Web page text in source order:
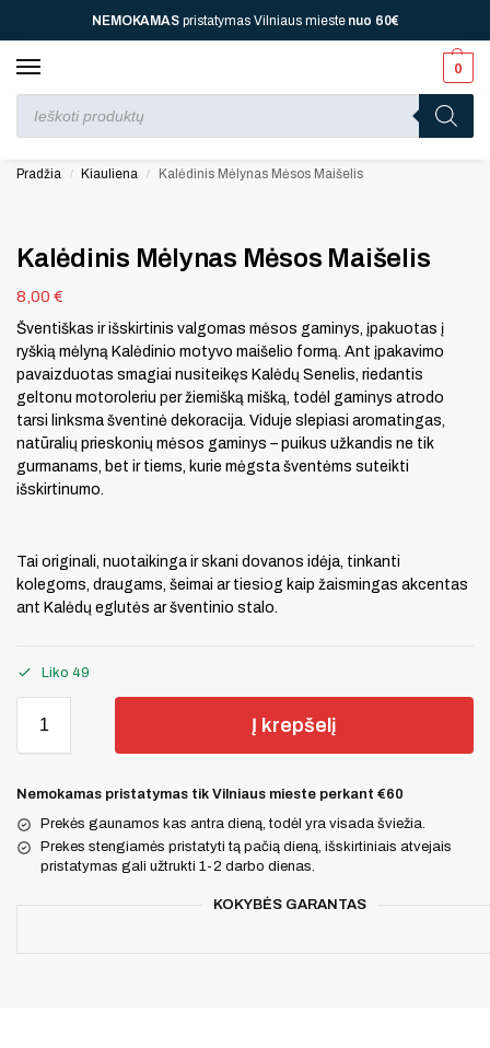
NEMOKAMASpristatymas Vilniaus miestenuo 60€
0
Perkant nuo70 € ⚡ jūsų laukia viena dovana, nuo dvi, nuo150 € ⚡
Pradžia / Kiauliena / Kalėdinis Mėlynas Mėsos Maišelis
Kalėdinis Mėlynas Mėsos Maišelis
8,00 €
Šventiškas ir išskirtinis valgomas mėsos gaminys, įpakuotas į
ryškią mėlyną Kalėdinio motyvo maišelio formą. Ant įpakavimo
pavaizduotas smagiai nusiteikęs Kalėdų Senelis, riedantis
geltonu motoroleriu per žiemišką mišką, todėl gaminys atrodo
tarsi linksma šventinė dekoracija. Viduje slepiasi aromatingas,
natūralių prieskonių mėsos gaminys – puikus užkandis ne tik
gurmanams, bet ir tiems, kurie mėgsta šventėms suteikti
išskirtinumo.
Tai originali, nuotaikinga ir skani dovanos idėja, tinkanti
kolegoms, draugams, šeimai ar tiesiog kaip žaismingas akcentas
ant Kalėdų eglutės ar šventinio stalo.
Liko 49
Į krepšelį
Nemokamas pristatymas tik Vilniaus mieste perkant €60
Prekės gaunamos kas antra dieną, todėl yra visada šviežia.
Prekes stengiamės pristatyti tą pačią dieną, išskirtiniais atvejais
pristatymas gali užtrukti 1-2 darbo dienas.
KOKYBĖS GARANTAS